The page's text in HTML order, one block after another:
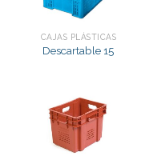
CAJAS PLÁSTICAS
Descartable 15